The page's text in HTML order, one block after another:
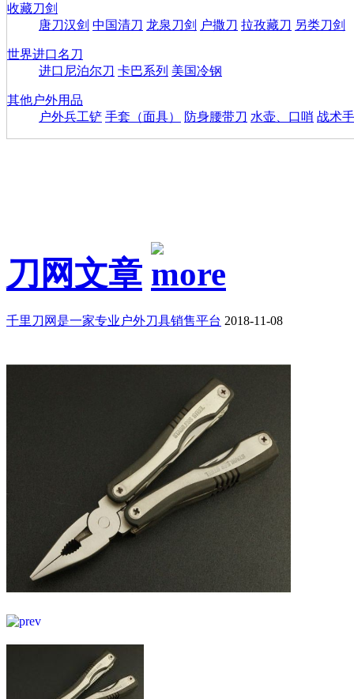
收藏刀剑
唐刀汉剑 中国清刀 龙泉刀剑 户撒刀 拉孜藏刀 另类刀剑
世界进口名刀
进口尼泊尔刀 卡巴系列 美国冷钢
其他户外用品
户外兵工铲 手套（面具） 防身腰带刀 水壶、口哨 战术
刀网文章
千里刀网是一家专业户外刀具销售平台 2018-11-08